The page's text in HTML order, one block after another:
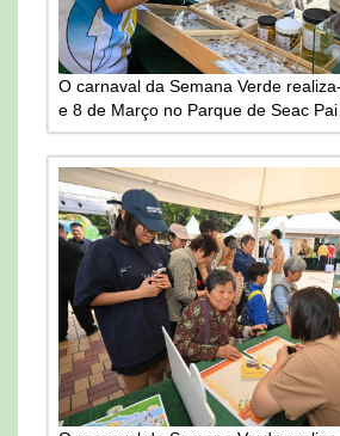
O carnaval da Semana Verde
e 8 de Março no Parque de Seac Pai